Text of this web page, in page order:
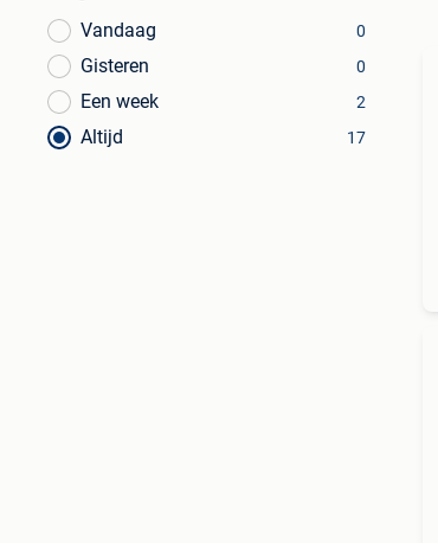
Vandaag
0
Gisteren 0
Een week 2
Altijd 17